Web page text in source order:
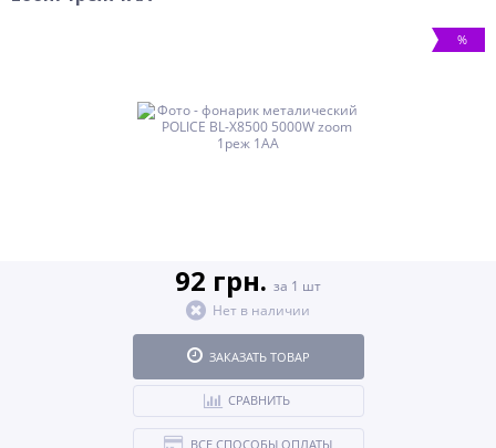
%
92 грн. за 1 шт
Нет в наличии
ЗАКАЗАТЬ ТОВАР
СРАВНИТЬ
ВСЕ СПОСОБЫ ОПЛАТЫ